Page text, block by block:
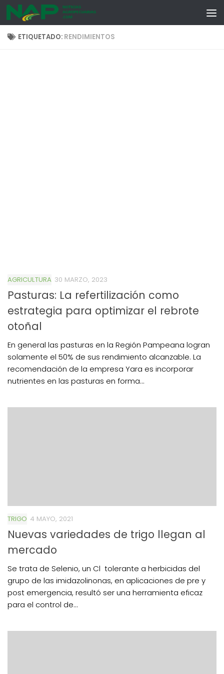
Skip to content
ETIQUETADO: RENDIMIENTOS
AGRICULTURA 30 MARZO, 2023
Pasturas: La refertilización como
estrategia para optimizar el rebrote
otoñal
En general las pasturas en la Región Pampeana logran
solamente el 50% de sus rendimiento alcanzable. La
recomendación de la empresa Yara es incorporar
nutrientes en las pasturas en forma...
TRIGO 4 MAYO, 2021
Nuevas variedades de trigo llegan al
mercado
Se trata de Selenio, un Cl tolerante a herbicidas del
grupo de las imidazolinonas, en aplicaciones de pre y
post emergencia, resultó ser una herramienta eficaz
para el control de...